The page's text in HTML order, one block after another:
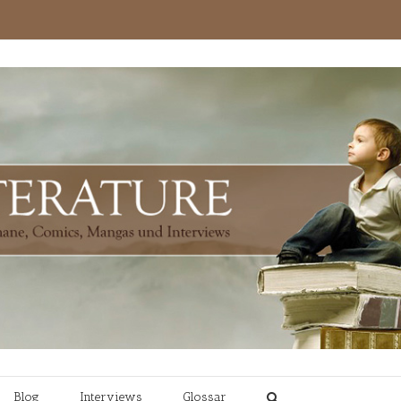
Blog Interviews Glossar